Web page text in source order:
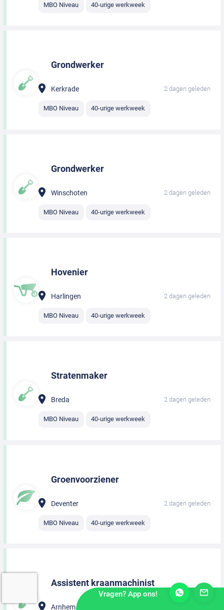
MBO Niveau 40-urige werkweek
Grondwerker
Kerkrade 2 dagen geleden
MBO Niveau 40-urige werkweek
Grondwerker
Winschoten 2 dagen geleden
MBO Niveau 40-urige werkweek
Hovenier
Harlingen 2 dagen geleden
MBO Niveau 40-urige werkweek
Stratenmaker
Breda 2 dagen geleden
MBO Niveau 40-urige werkweek
Groenvoorziener
Deventer 2 dagen geleden
MBO Niveau 40-urige werkweek
Assistent kraanmachinist
Arnhem
Vragen? App ons!